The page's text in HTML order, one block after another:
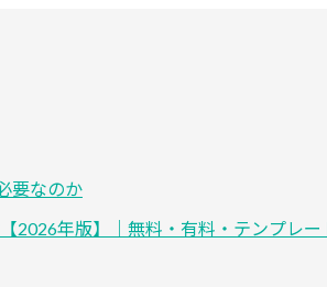
要なのか
2026年版】｜無料・有料・テンプレ